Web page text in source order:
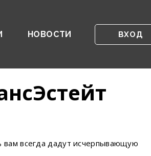
НОВОСТИ ВХОД
вам всегда дадут исчерпывающую